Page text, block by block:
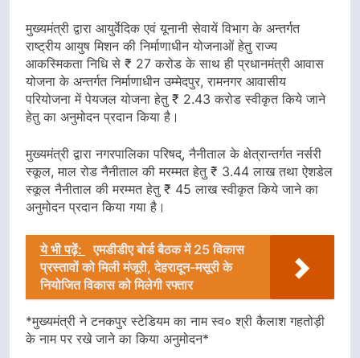
मुख्यमंत्री द्वारा आयुर्वेदिक एवं यूनानी सेवायें विभाग के अन्तर्गत
राष्ट्रीय आयुष मिशन की निर्माणाधीन योजनाओं हेतु राज्य
आकस्मिकता निधि से ₹ 27 करोड के साथ ही प्रधानमंत्री आवास
योजना के अन्तर्गत निर्माणाधीन उम्मेदपुर, रामनगर आवासीय
परियोजना में पेयजल योजना हेतु ₹ 2.43 करोड स्वीकृत किये जाने
हेतु का अनुमोदन प्रदान किया है।
मुख्यमंत्री द्वारा नगरपालिका परिषद्, नैनीताल के क्षेत्रान्तर्गत नर्सरी
स्कूल, माल रोड नैनीताल की मरम्मत हेतु ₹ 3.44 लाख तथा ऐशडेल
स्कूल नैनीताल की मरम्मत हेतु ₹ 45 लाख स्वीकृत किये जाने का
अनुमोदन प्रदान किया गया है।
ये भी पढ़ें:
एमडीडीए बोर्ड बैठक में 25 विकास
प्रस्तावों को मिली मंजूरी, देहरादून-मसूरी के
नियोजित विकास को मिलेगी रफ्तार
*मुख्यमंत्री ने टनकपुर स्टेडियम का नाम स्व० श्री कैलाश गहतोड़ी
के नाम पर रखे जाने का किया अनुमोदन*